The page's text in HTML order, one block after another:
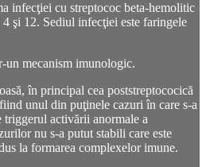
infecţiei cu streptococ beta-hemolitic
şi 12. Sediul infecţiei este faringele
un mecanism imunologic.
în principal cea poststreptococică
unul din puţinele cazuri în care s-a
triggerul activării anormale a
nu s-a putut stabili care este
la formarea complexelor imune.